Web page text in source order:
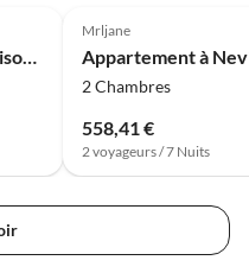
Mrljane
2 Chambres
558,41 €
2 voyageurs / 7 Nuits